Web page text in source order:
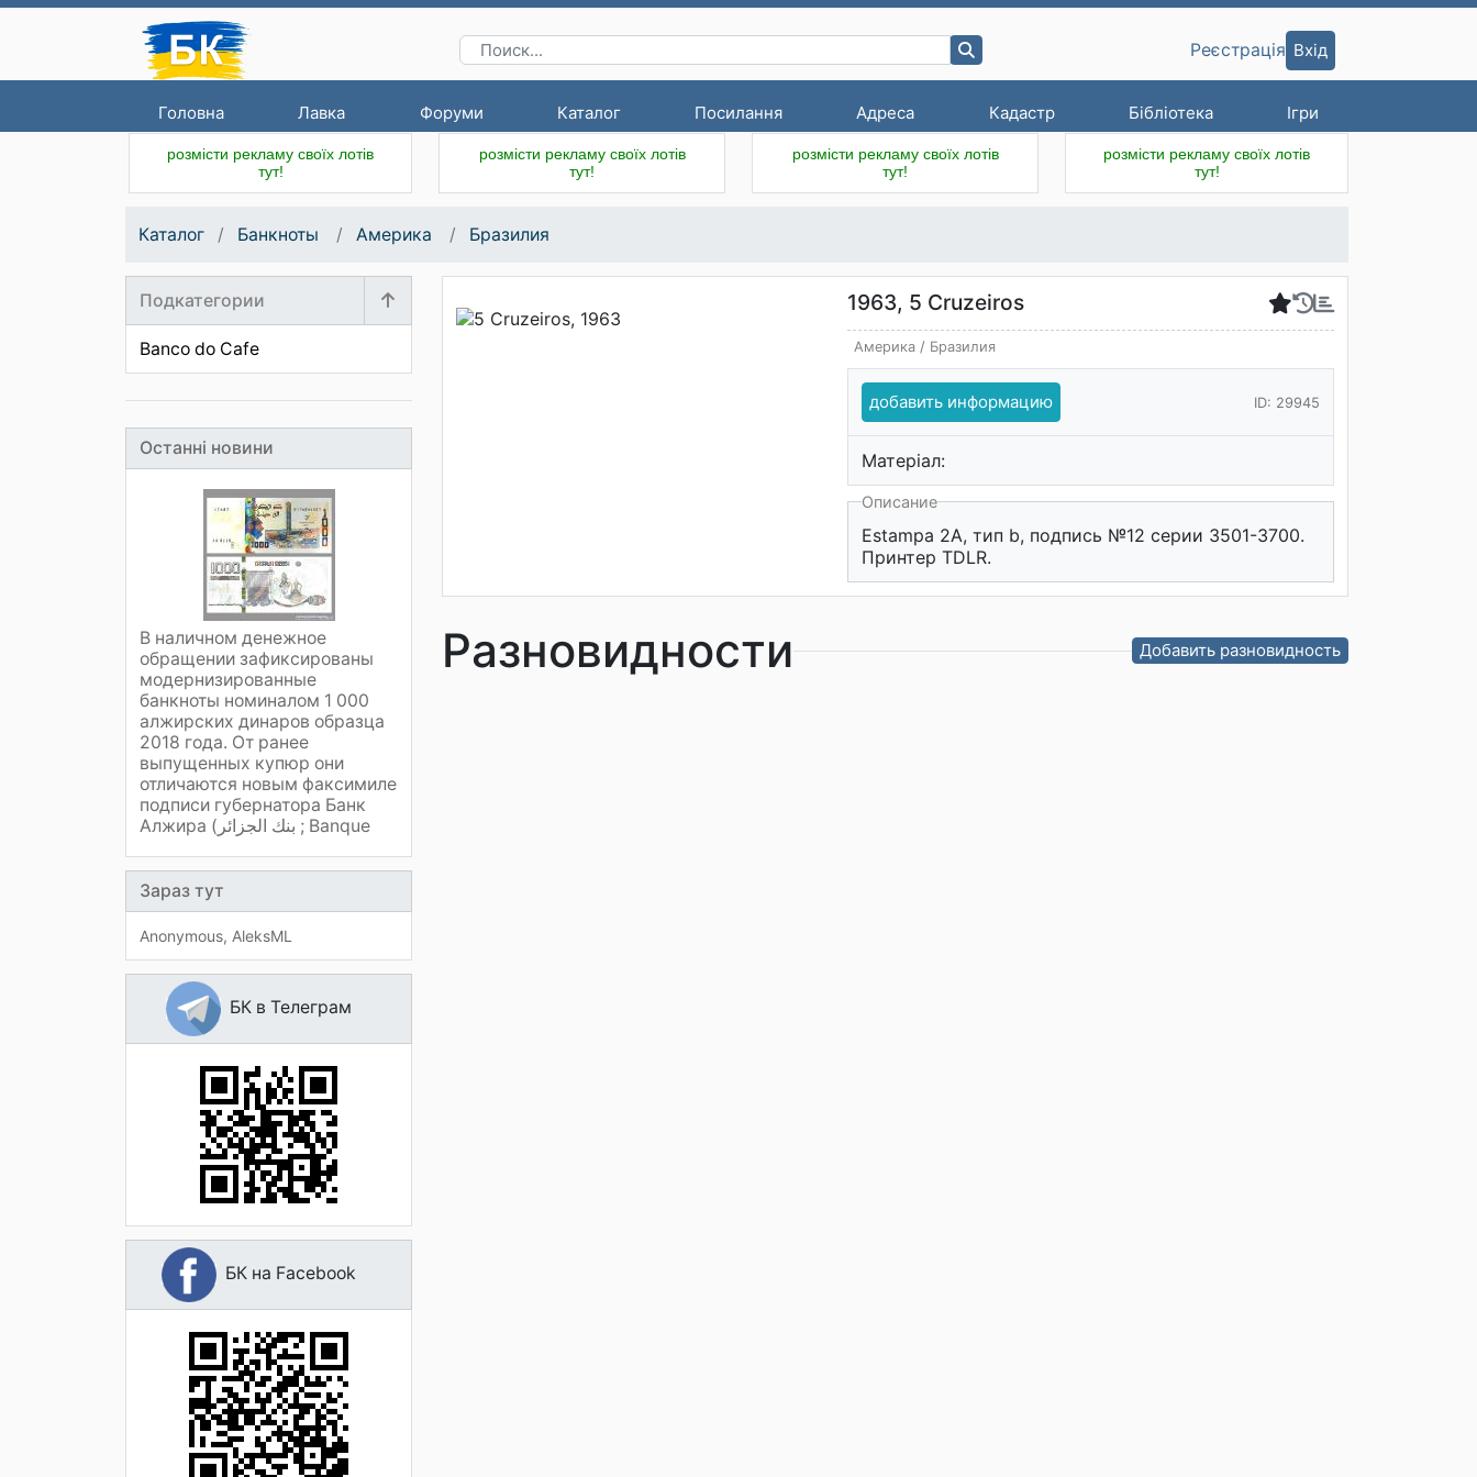
Головна Лавка Форуми Каталог Посилання Адреса Кадастр Бібліотека Ігри
Реєстрація Вхід
розмісти рекламу своїх лотів
тут!
розмісти рекламу своїх лотів
тут!
розмісти рекламу своїх лотів
тут!
розмісти рекламу своїх лотів
тут!
Каталог Банкноты Америка Бразилия
Подкатегории
Banco do Cafe
Останні новини
В наличном денежное
обращении зафиксированы
модернизированные
банкноты номиналом 1 000
алжирских динаров образца
2018 года. От ранее
выпущенных купюр они
отличаются новым факсимиле
подписи губернатора Банк
Алжира (بنك الجزائر ; Banque
Зараз тут
Anonymous AleksML
БК в Телеграм
БК на Facebook
1963, 5 Cruzeiros
Америка / Бразилия
добавить информацию ID: 29945
Матеріал:
Описание
Estampa 2A, тип b, подпись №12 серии 3501-3700.
Принтер TDLR.
Разновидности Добавить разновидность